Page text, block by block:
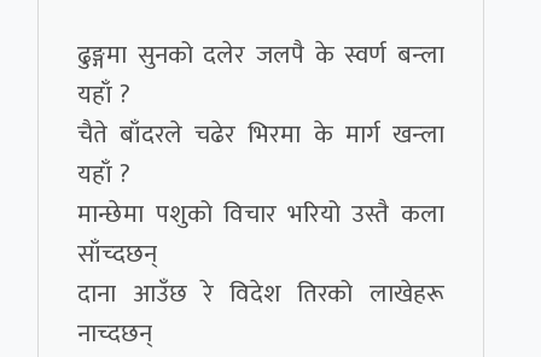
ढुङ्गमा सुनको दलेर जलपै के स्वर्ण बन्ला
यहाँ ?
चैते बाँदरले चढेर भिरमा के मार्ग खन्ला
यहाँ ?
मान्छेमा पशुको विचार भरियो उस्तै कला
साँच्दछन्
दाना आउँछ रे विदेश तिरको लाखेहरू
नाच्दछन्